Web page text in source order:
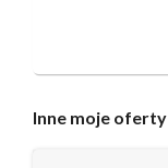
Inne moje oferty